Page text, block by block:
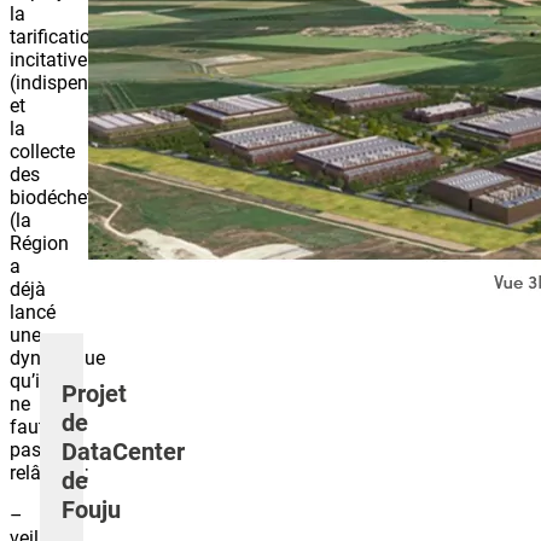
la
tarification
incitative
(indispensable)
et
la
collecte
des
biodéchets
(la
Région
a
déjà
lancé
une
dynamique
qu’il
ne
faut
pas
relâcher);
–
Projet
de
DataCenter
de
Fouju